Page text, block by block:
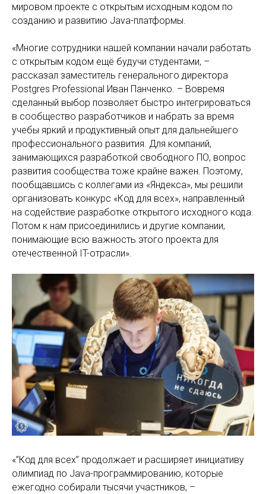
мировом проекте с открытым исходным кодом по
созданию и развитию Java-платформы.
«Многие сотрудники нашей компании начали работать
с открытым кодом ещё будучи студентами, –
рассказал заместитель генерального директора
Postgres Professional Иван Панченко. – Вовремя
сделанный выбор позволяет быстро интегрироваться
в сообщество разработчиков и набрать за время
учебы яркий и продуктивный опыт для дальнейшего
профессионального развития. Для компаний,
занимающихся разработкой свободного ПО, вопрос
развития сообщества тоже крайне важен. Поэтому,
пообщавшись с коллегами из «Яндекса», мы решили
организовать конкурс «Код для всех», направленный
на содействие разработке открытого исходного кода.
Потом к нам присоединились и другие компании,
понимающие всю важность этого проекта для
отечественной IT-отрасли».
«”Код для всех” продолжает и расширяет инициативу
олимпиад по Java-программированию, которые
ежегодно собирали тысячи участников, –